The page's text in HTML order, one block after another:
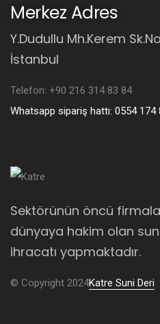
Sektörünün öncü
dünyaya hakim olan
ihracatı yapmaktadır.
© Copyright 2024Katre Suni Deri
Merkez Adres
Y.Dudullu Mh.Kerem
İstanbul
Telefon: +90 216 314 83 84
Whatsapp sipariş hattı: 0554 174